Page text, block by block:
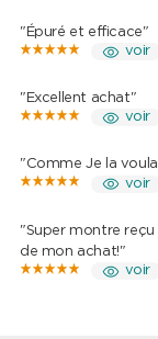
"Épuré et efficace"
voir
"Excellent achat"
voir
"Comme Je la
voir
"Super montre reçu
de mon achat!"
voir